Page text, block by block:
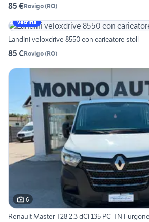
85 €Rovigo(RO)
Vetrina
Landini veloxdrive 8550 con caricatore stoll
85 €Rovigo(RO)
6
Renault Master T28 2.3 dCi 135 PC-TN